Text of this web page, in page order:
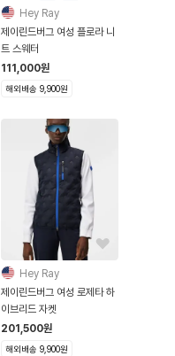
Hey Ray
제이린드버그 여성 플로라 니
트 스웨터
111,000원
해외배송 9,900원
Hey Ray
제이린드버그 여성 로제타 하
이브리드 자켓
201,500원
해외배송 9,900원